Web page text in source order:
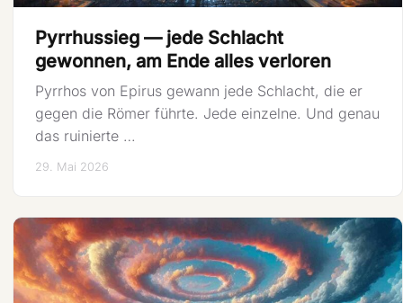
Pyrrhussieg — jede Schlacht
gewonnen, am Ende alles verloren
Pyrrhos von Epirus gewann jede Schlacht, die er
gegen die Römer führte. Jede einzelne. Und genau
das ruinierte …
29. Mai 2026